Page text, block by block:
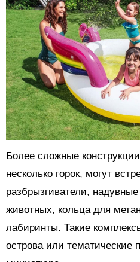
Более сложные
несколько горок, могут
разбрызгиватели,
животных, кольца для
лабиринты. Такие
острова или тематические